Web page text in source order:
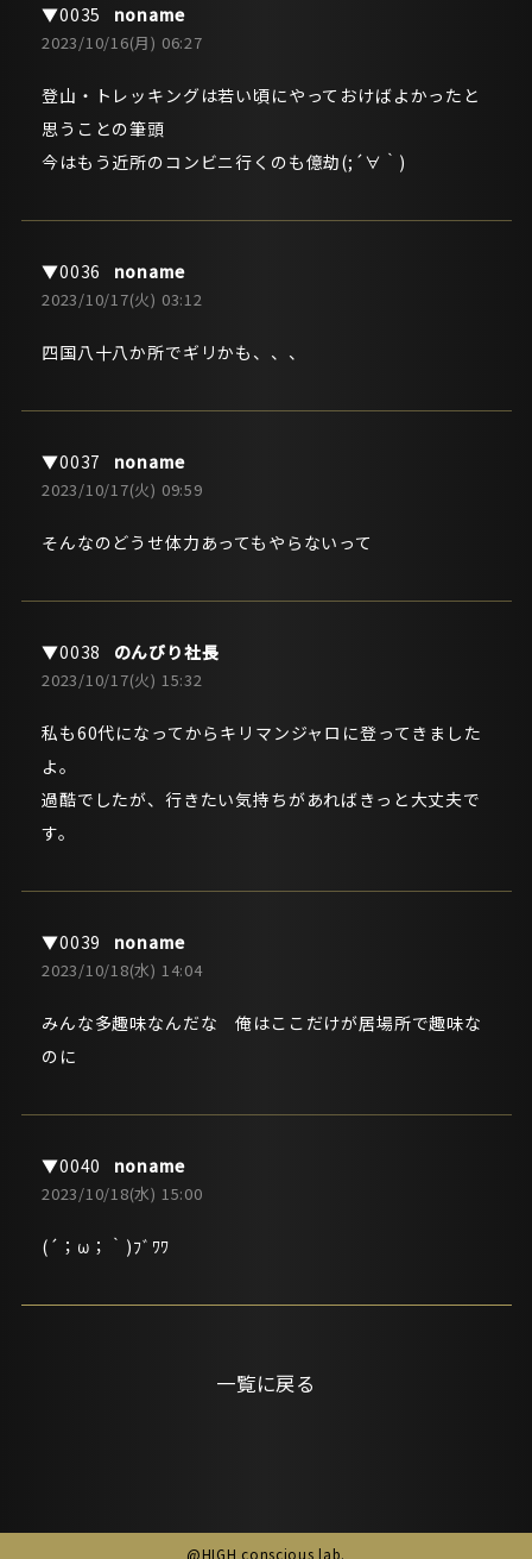
noname
2023/10/16(月) 06:27
登山・トレッキングは若い頃にやっておけばよかったと
思うことの筆頭
今はもう近所のコンビニ行くのも億劫(;´∀｀)
noname
2023/10/17(火) 03:12
四国八十八か所でギリかも、、、
noname
2023/10/17(火) 09:59
そんなのどうせ体力あってもやらないって
のんびり社長
2023/10/17(火) 15:32
私も60代になってからキリマンジャロに登ってきました
よ。
過酷でしたが、行きたい気持ちがあればきっと大丈夫で
す。
noname
2023/10/18(水) 14:04
みんな多趣味なんだな 俺はここだけが居場所で趣味な
のに
noname
2023/10/18(水) 15:00
(´；ω；｀)ﾌﾞﾜﾜ
一覧に戻る
@HIGH conscious lab.